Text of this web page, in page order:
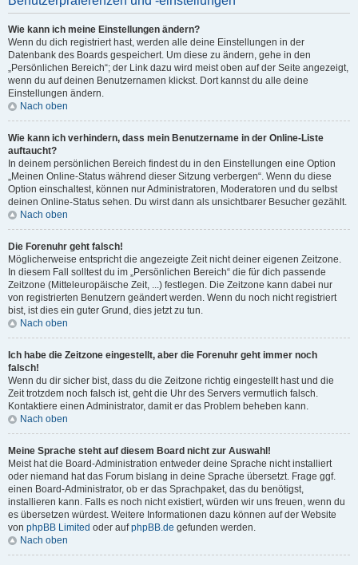
Wie kann ich meine Einstellungen ändern?
Wenn du dich registriert hast, werden alle deine Einstellungen in der
Datenbank des Boards gespeichert. Um diese zu ändern, gehe in den
„Persönlichen Bereich“; der Link dazu wird meist oben auf der Seite angezeigt,
wenn du auf deinen Benutzernamen klickst. Dort kannst du alle deine
Einstellungen ändern.
Nach oben
Wie kann ich verhindern, dass mein Benutzername in der Online-Liste
auftaucht?
In deinem persönlichen Bereich findest du in den Einstellungen eine Option
„Meinen Online-Status während dieser Sitzung verbergen“. Wenn du diese
Option einschaltest, können nur Administratoren, Moderatoren und du selbst
deinen Online-Status sehen. Du wirst dann als unsichtbarer Besucher gezählt.
Nach oben
Die Forenuhr geht falsch!
Möglicherweise entspricht die angezeigte Zeit nicht deiner eigenen Zeitzone.
In diesem Fall solltest du im „Persönlichen Bereich“ die für dich passende
Zeitzone (Mitteleuropäische Zeit, ...) festlegen. Die Zeitzone kann dabei nur
von registrierten Benutzern geändert werden. Wenn du noch nicht registriert
bist, ist dies ein guter Grund, dies jetzt zu tun.
Nach oben
Ich habe die Zeitzone eingestellt, aber die Forenuhr geht immer noch
falsch!
Wenn du dir sicher bist, dass du die Zeitzone richtig eingestellt hast und die
Zeit trotzdem noch falsch ist, geht die Uhr des Servers vermutlich falsch.
Kontaktiere einen Administrator, damit er das Problem beheben kann.
Nach oben
Meine Sprache steht auf diesem Board nicht zur Auswahl!
Meist hat die Board-Administration entweder deine Sprache nicht installiert
oder niemand hat das Forum bislang in deine Sprache übersetzt. Frage ggf.
einen Board-Administrator, ob er das Sprachpaket, das du benötigst,
installieren kann. Falls es noch nicht existiert, würden wir uns freuen, wenn du
es übersetzen würdest. Weitere Informationen dazu können auf der Website
von phpBB Limited oder aufphpBB.de gefunden werden.
Nach oben